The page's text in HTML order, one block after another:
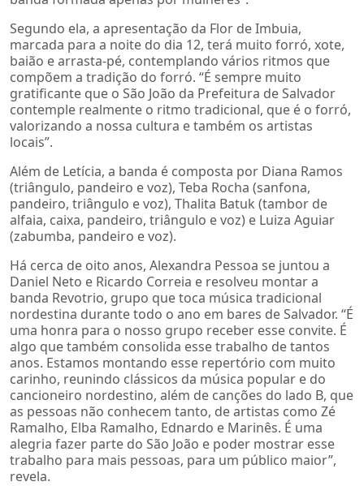
Segundo ela, a apresentação da Flor de Imbuia,
marcada para a noite do dia 12, terá muito forró, xote,
baião e arrasta-pé, contemplando vários ritmos que
compõem a tradição do forró. “É sempre muito
gratificante que o São João da Prefeitura de Salvador
contemple realmente o ritmo tradicional, que é o forró,
valorizando a nossa cultura e também os artistas
locais”.
Além de Letícia, a banda é composta por Diana Ramos
(triângulo, pandeiro e voz), Teba Rocha (sanfona,
pandeiro, triângulo e voz), Thalita Batuk (tambor de
alfaia, caixa, pandeiro, triângulo e voz) e Luiza Aguiar
(zabumba, pandeiro e voz).
Há cerca de oito anos, Alexandra Pessoa se juntou a
Daniel Neto e Ricardo Correia e resolveu montar a
banda Revotrio, grupo que toca música tradicional
nordestina durante todo o ano em bares de Salvador. “É
uma honra para o nosso grupo receber esse convite. É
algo que também consolida esse trabalho de tantos
anos. Estamos montando esse repertório com muito
carinho, reunindo clássicos da música popular e do
cancioneiro nordestino, além de canções do lado B, que
as pessoas não conhecem tanto, de artistas como Zé
Ramalho, Elba Ramalho, Ednardo e Marinês. É uma
alegria fazer parte do São João e poder mostrar esse
trabalho para mais pessoas, para um público maior”,
revela.